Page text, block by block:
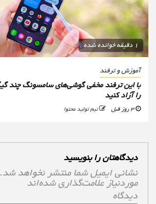
1 دقیقه خوانده شده
آموزش و ترفند
با این ترفند مخفی گوشی‌های سامسونگ چند
را آزاد کنید
تیم تولید محتوا
دیدگاهتان را بنویسید
نشانی ایمیل شما منتشر نخواهد شد.
موردنیاز علامت‌گذاری شده‌اند*
دیدگاه*